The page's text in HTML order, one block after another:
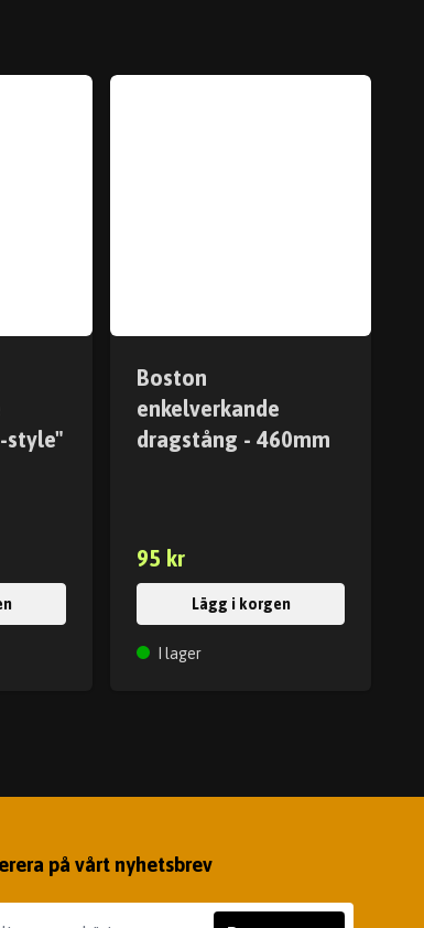
style"
Boston
enkelverkande
dragstång - 460mm
95 kr
Lägg i korgen
I lager
på vårt nyhetsbrev